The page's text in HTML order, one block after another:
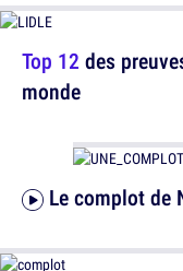
Top 12 des
monde
Le complot de